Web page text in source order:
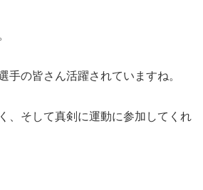
手の皆さん活躍されていますね。
、そして真剣に運動に参加してくれ